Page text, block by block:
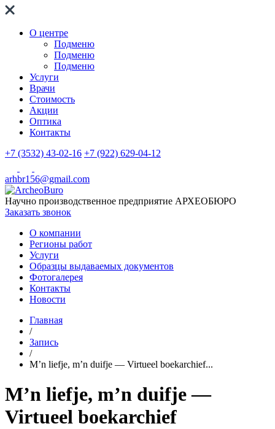
О центре
Подменю
Подменю
Подменю
Услуги
Врачи
Стоимость
Акции
Оптика
Контакты
+7 (3532) 43-02-16 +7 (922) 629-04-12
arhbr156@gmail.com
Научно производственное предприятие АРХЕОБЮРО
Заказать звонок
О компании
Регионы работ
Услуги
Образцы выдаваемых документов
Фотогалерея
Контакты
Новости
Главная
/
Запись
/
M’n liefje, m’n duifje — Virtueel boekarchief...
M’n liefje, m’n duifje —
Virtueel boekarchief